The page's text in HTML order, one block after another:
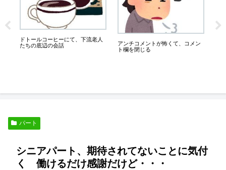
使
ドトールコーヒーにて、下流老人
たちの底辺の会話
アンチコメントが怖くて、コメン
ト欄を閉じる
業
パート
シニアパート、期待されてないことに気付
く 働けるだけ感謝だけど・・・